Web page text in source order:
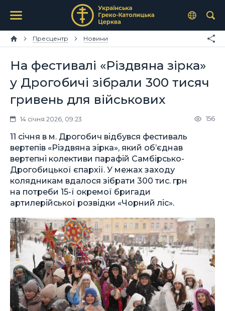
Пресцентр Новини
На фестивалі «Різдвяна зірка»
у Дрогобичі зібрали 300 тисяч
гривень для військових
14 січня 2026, 09:23 156
11 січня в м. Дрогобич відбувся фестиваль
вертепів «Різдвяна зірка», який об’єднав
вертепні колективи парафій Самбірсько-
Дрогобицької єпархії. У межах заходу
колядникам вдалося зібрати 300 тис. грн
на потреби 15-ї окремої бригади
артилерійської розвідки «Чорний ліс».